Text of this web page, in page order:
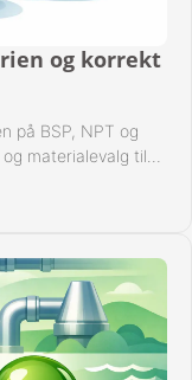
og korrekt
på BSP, NPT og
materialevalg til